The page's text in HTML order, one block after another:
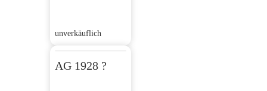
unverkäuflich
AG 1928 ?